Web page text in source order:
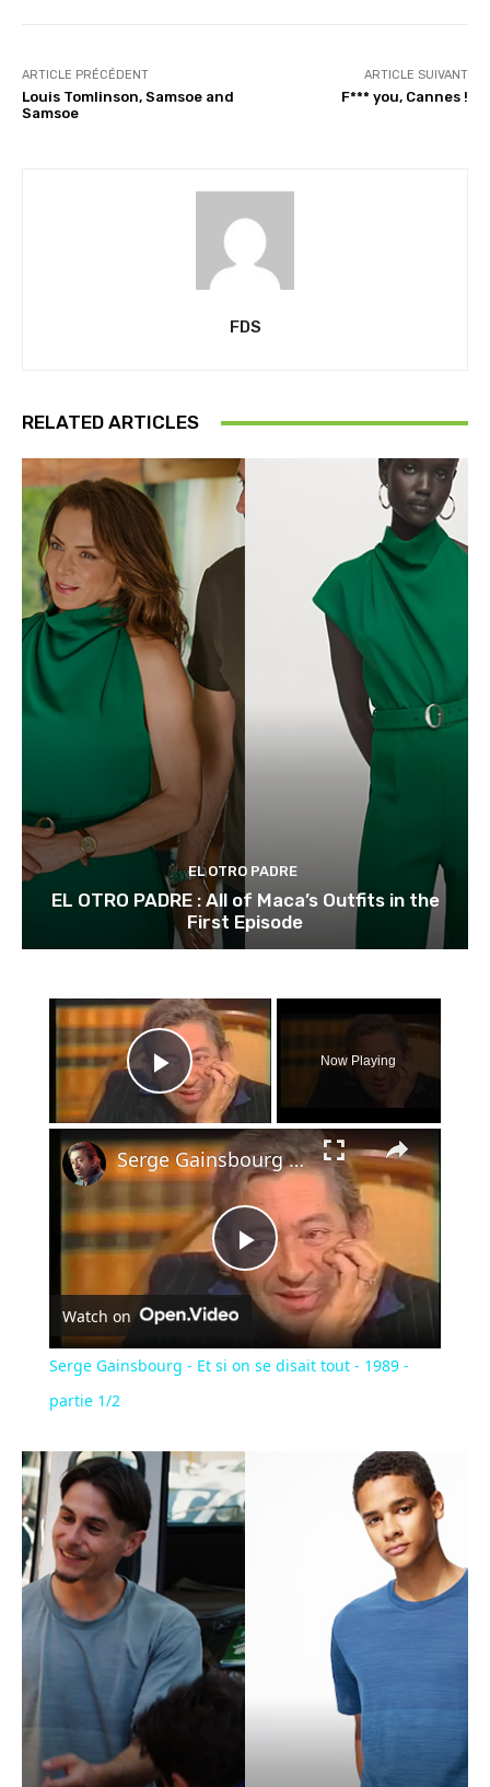
ARTICLE PRÉCÉDENT
Louis Tomlinson, Samsoe and
Samsoe
ARTICLE SUIVANT
F*** you, Cannes !
FDS
RELATED ARTICLES
EL OTRO PADRE
EL OTRO PADRE : All of Maca’s Outfits in the
First Episode
×
Play Video
Now Playing
Play
Video
Serge Gainsbourg - Et si on se disait tout - 1989 - partie 1/2
Watch on
Serge Gainsbourg - Et si on se disait tout - 1989 -
partie 1/2